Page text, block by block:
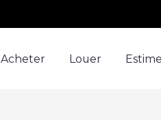
Acheter Louer